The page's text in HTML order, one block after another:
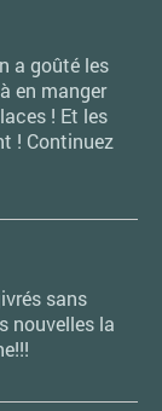
a goûté les
en manger
! Et les
! Continuez
sans
nouvelles la